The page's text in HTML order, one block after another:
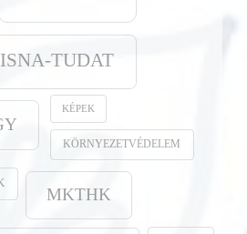
TUDAT
KÉPEK
KÖRNYEZETVÉDELEM
MKTHK